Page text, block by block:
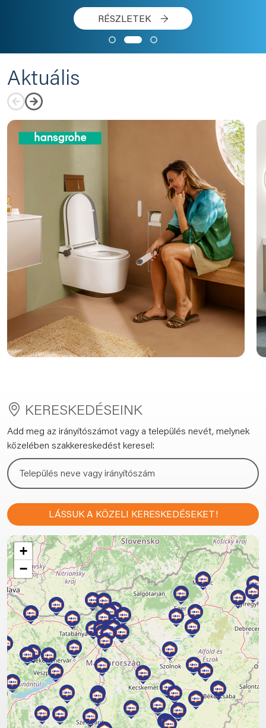
Aktuális
KERESKEDÉSEINK
Add meg az irányítószámot vagy a település nevét, melynek
közelében szakkereskedést keresel:
LÁSSUK A KÖZELI KERESKEDÉSEKET!
+
−